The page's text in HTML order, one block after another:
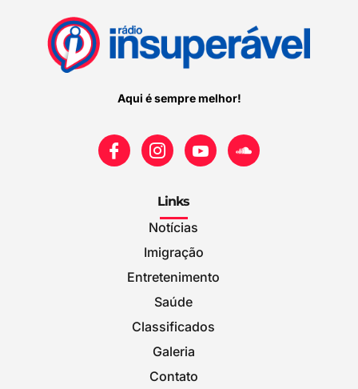
Aqui é sempre melhor!
Links
Notícias
Imigração
Entretenimento
Saúde
Classificados
Galeria
Contato